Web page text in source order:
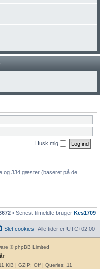
Husk mig
og 334 gæster (baseret på de
• Senest tilmeldte bruger Kes1709
Alle tider er UTC+02:00
Slet cookies
© phpBB Limited
KiB | GZIP: Off | Queries: 11